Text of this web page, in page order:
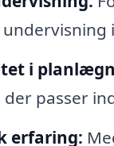
i
passer
erfaring: